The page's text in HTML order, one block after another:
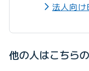
法人向
他の人はこちら